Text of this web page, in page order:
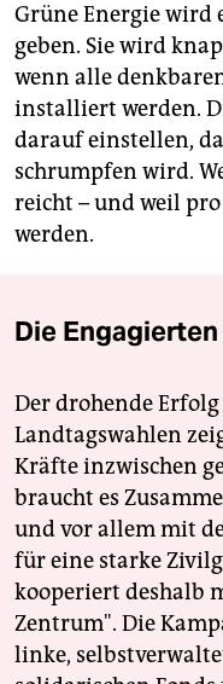
Grüne Energie wird
geben. Sie wird
wenn alle
installiert werden.
darauf einstellen,
schrumpfen wird.
reicht – und weil
werden.
Die
Der drohende
Landtagswahlen
Kräfte inzwischen
braucht es
und vor allem mit
für eine starke
kooperiert deshalb
Zentrum". Die
linke,